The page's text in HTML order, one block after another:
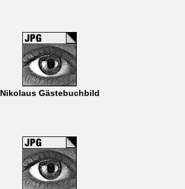
Nikolaus Gästebuchbild